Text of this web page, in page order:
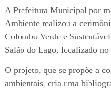
A Prefeitura Municipal por
Ambiente realizou a
Colombo Verde e
Salão do Lago, localizado
O projeto, que se propõe a
ambientais, cria uma